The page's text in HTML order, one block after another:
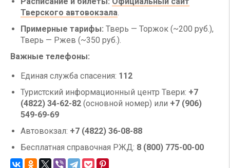
Тверского автовокзала
Примерные тарифы: Тверь — Торжок (~200 руб.),
Тверь — Ржев (~350 руб.).
Важные телефоны:
Единая служба спасения: 112
Туристский информационный центр Твери: +7
(4822) 34-62-82 (основной номер) или +7 (906)
549-69-69
Автовокзал: +7 (4822) 36-08-88
Бесплатная справочная РЖД: 8 (800) 775-00-00